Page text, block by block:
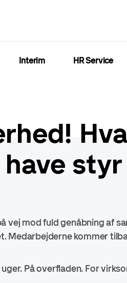
Interim HR Service
vej mod fuld genåbning af
Medarbejderne kommer
På overfladen. For